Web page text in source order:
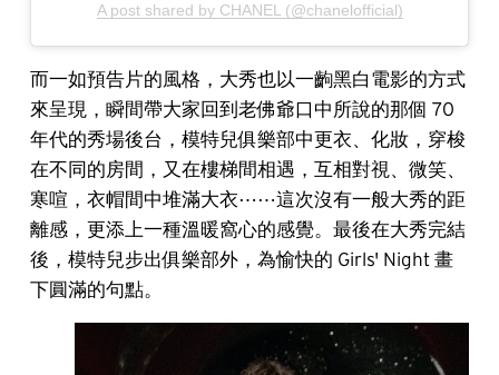
A post shared by CHANEL (@chanelofficial)
而一如預告片的風格，大秀也以一齣黑白電影的方式
來呈現，瞬間帶大家回到老佛爺口中所說的那個 70
年代的秀場後台，模特兒俱樂部中更衣、化妝，穿梭
在不同的房間，又在樓梯間相遇，互相對視、微笑、
寒喧，衣帽間中堆滿大衣⋯⋯這次沒有一般大秀的距
離感，更添上一種溫暖窩心的感覺。最後在大秀完結
後，模特兒步出俱樂部外，為愉快的 Girls' Night 畫
下圓滿的句點。